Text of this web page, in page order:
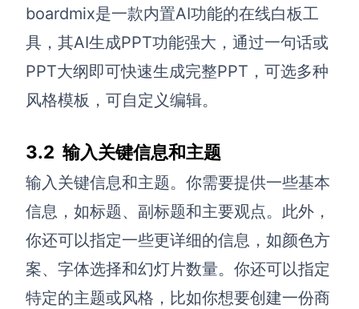
boardmix是一款内置AI功能的在线白板工
具，其AI生成PPT功能强大，通过一句话或
PPT大纲即可快速生成完整PPT，可选多种
风格模板，可自定义编辑。
3.2 输入关键信息和主题
输入关键信息和主题。你需要提供一些基本
信息，如标题、副标题和主要观点。此外，
你还可以指定一些更详细的信息，如颜色方
案、字体选择和幻灯片数量。你还可以指定
特定的主题或风格，比如你想要创建一份商